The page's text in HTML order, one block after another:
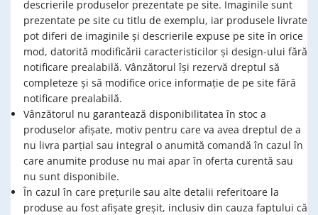
descrierile produselor prezentate pe site. Imaginile sunt
prezentate pe site cu titlu de exemplu, iar produsele livrate
pot diferi de imaginile și descrierile expuse pe site în orice
mod, datorită modificării caracteristicilor și design-ului fără
notificare prealabilă. Vânzătorul își rezervă dreptul să
completeze și să modifice orice informație de pe site fără
notificare prealabilă.
Vânzătorul nu garantează disponibilitatea în stoc a
produselor afișate, motiv pentru care va avea dreptul de a
nu livra parțial sau integral o anumită comandă în cazul în
care anumite produse nu mai apar în oferta curentă sau
nu sunt disponibile.
În cazul în care prețurile sau alte detalii referitoare la
produse au fost afișate greșit, inclusiv din cauza faptului că